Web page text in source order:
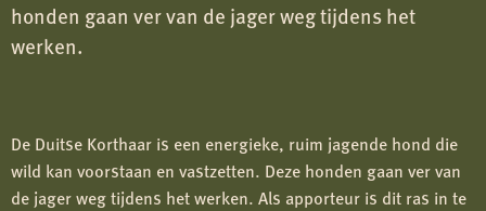
honden gaan ver van de jager weg tijdens het
werken.
De Duitse Korthaar is een energieke, ruim jagende hond die
wild kan voorstaan en vastzetten. Deze honden gaan ver van
de jager weg tijdens het werken. Als apporteur is dit ras in te